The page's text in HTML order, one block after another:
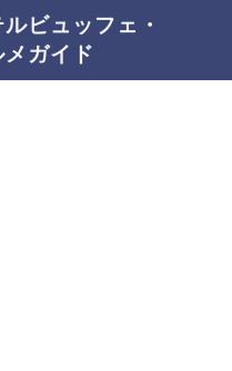
ビュッフェ・
ガイド